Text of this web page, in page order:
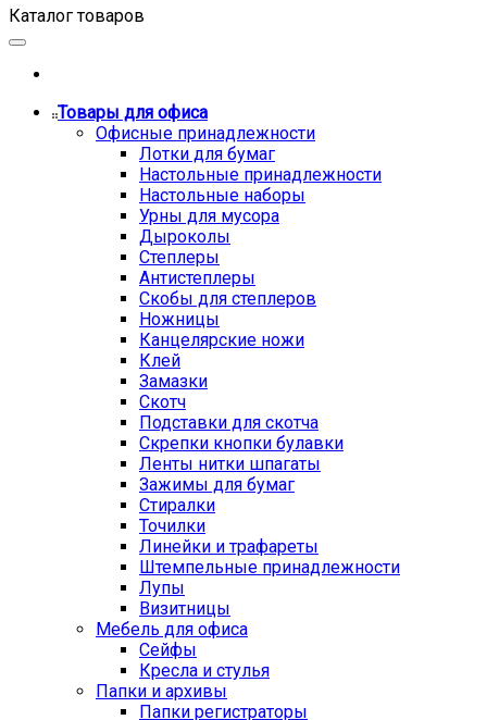
Каталог товаров
Товары для офиса
Офисные принадлежности
Лотки для бумаг
Настольные принадлежности
Настольные наборы
Урны для мусора
Дыроколы
Степлеры
Антистеплеры
Скобы для степлеров
Ножницы
Канцелярские ножи
Клей
Замазки
Скотч
Подставки для скотча
Скрепки кнопки булавки
Ленты нитки шпагаты
Зажимы для бумаг
Стиралки
Точилки
Линейки и трафареты
Штемпельные принадлежности
Лупы
Визитницы
Мебель для офиса
Сейфы
Кресла и стулья
Папки и архивы
Папки регистраторы